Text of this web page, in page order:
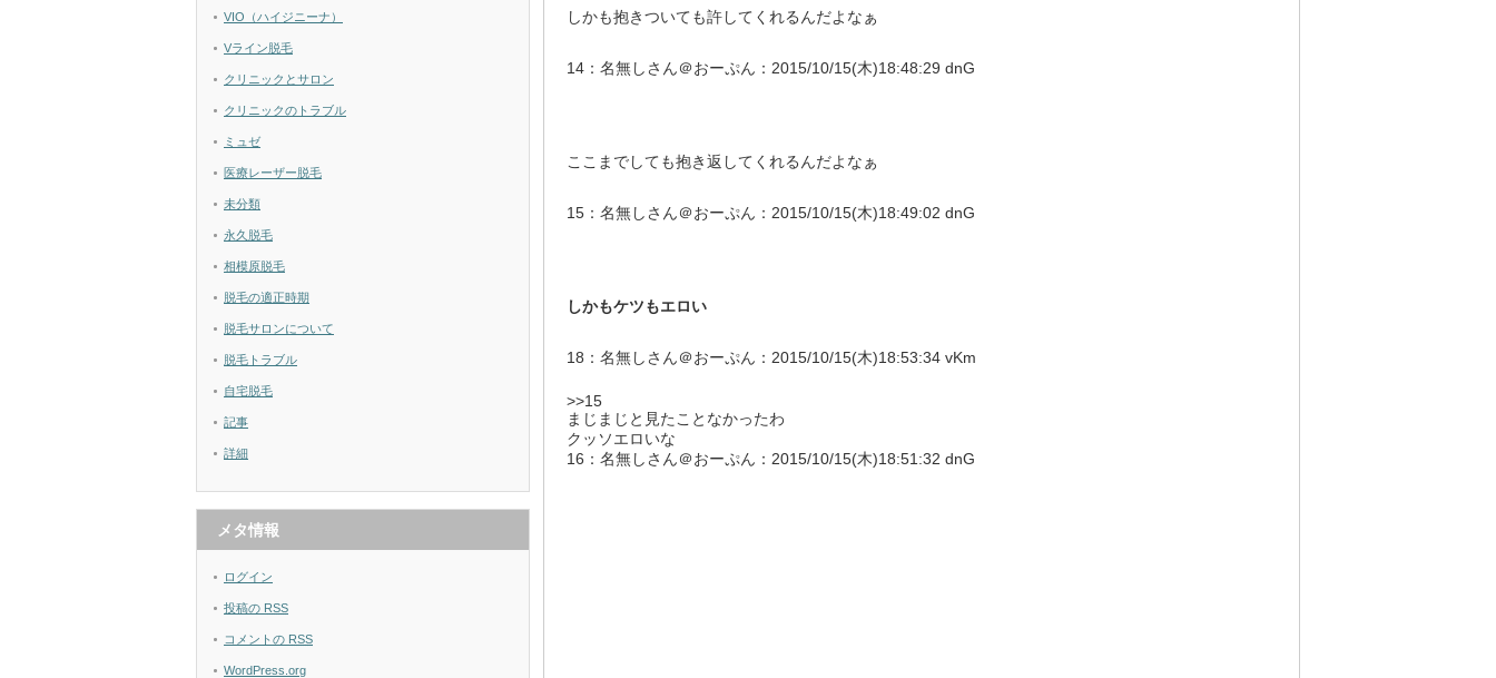
しかも抱きついても許してくれるんだよなぁ
14：名無しさん＠おーぷん：2015/10/15(木)18:48:29 dnG
ここまでしても抱き返してくれるんだよなぁ
15：名無しさん＠おーぷん：2015/10/15(木)18:49:02 dnG
しかもケツもエロい
18：名無しさん＠おーぷん：2015/10/15(木)18:53:34 vKm
>>15
まじまじと見たことなかったわ
クッソエロいな
16：名無しさん＠おーぷん：2015/10/15(木)18:51:32 dnG
VIO（ハイジニーナ）
Vライン脱毛
クリニックとサロン
クリニックのトラブル
ミュゼ
医療レーザー脱毛
未分類
永久脱毛
相模原脱毛
脱毛の適正時期
脱毛サロンについて
脱毛トラブル
自宅脱毛
記事
詳細
メタ情報
ログイン
投稿の RSS
コメントの RSS
WordPress.org